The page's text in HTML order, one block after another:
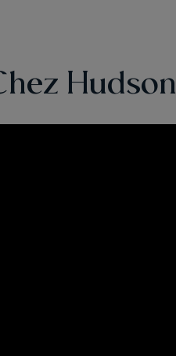
Hudson